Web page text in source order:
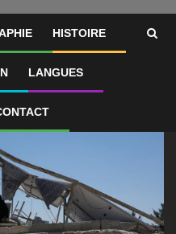
HISTOIRE
LANGUES
négociations entre le Liban et